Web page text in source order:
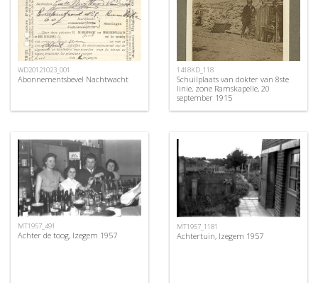
WD20121023_001
Abonnementsbevel Nachtwacht
1418KD_118
Schuilplaats van dokter van 8ste
linie, zone Ramskapelle, 20
september 1915
MT1957_491
Achter de toog, Izegem 1957
MT1957_1181
Achtertuin, Izegem 1957